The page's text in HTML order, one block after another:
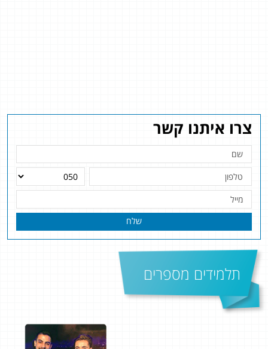
צרו איתנו קשר
שלח
תלמידים מספרים